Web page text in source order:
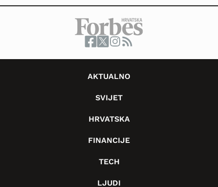
AKTUALNO
SVIJET
HRVATSKA
FINANCIJE
TECH
LJUDI